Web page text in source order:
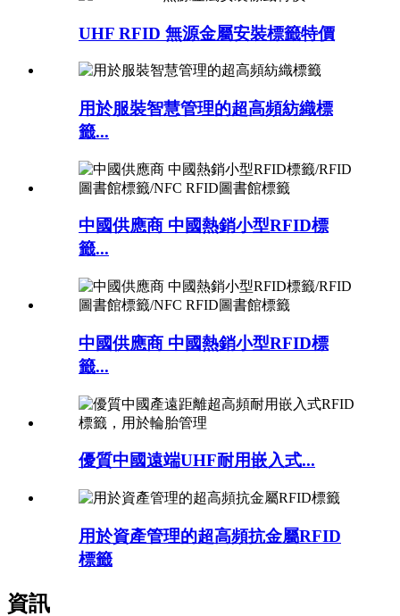
UHF RFID 無源金屬安裝標籤特價
用於服裝智慧管理的超高頻紡織標
籤...
中國供應商 中國熱銷小型RFID標
籤...
中國供應商 中國熱銷小型RFID標
籤...
優質中國遠端UHF耐用嵌入式...
用於資產管理的超高頻抗金屬RFID
標籤
資訊